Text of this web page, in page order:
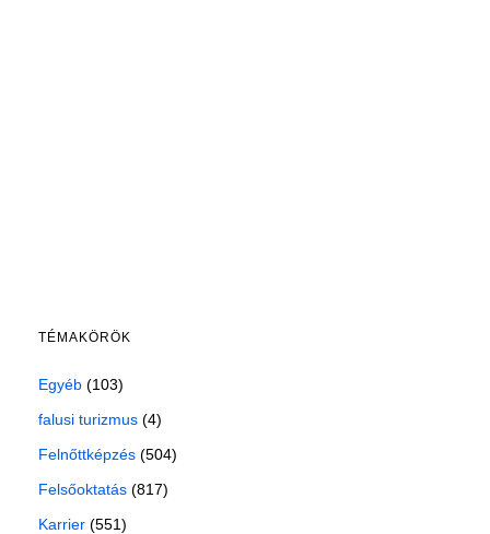
TÉMAKÖRÖK
Egyéb (103)
falusi turizmus (4)
Felnőttképzés (504)
Felsőoktatás (817)
Karrier (551)